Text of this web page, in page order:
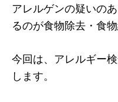
アレルゲンの疑いの
るのが食物除去・食
今回は、アレルギー
します。